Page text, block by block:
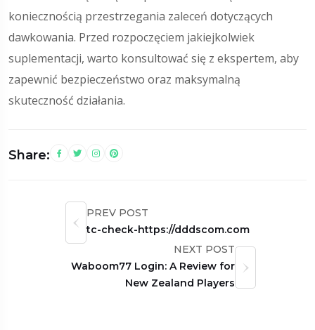
koniecznością przestrzegania zaleceń dotyczących
dawkowania. Przed rozpoczęciem jakiejkolwiek
suplementacji, warto konsultować się z ekspertem, aby
zapewnić bezpieczeństwo oraz maksymalną
skuteczność działania.
Share:
PREV POST
tc-check-https://dddscom.com
NEXT POST
Waboom77 Login: A Review for
New Zealand Players